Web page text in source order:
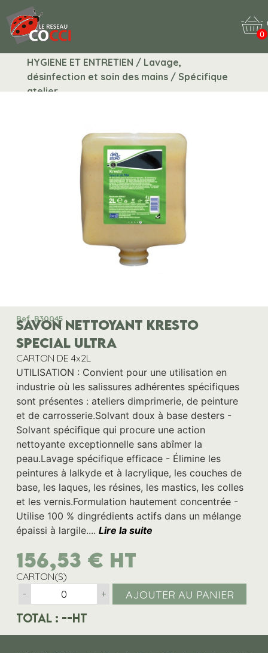
0
HYGIENE ET ENTRETIEN / Lavage,
désinfection et soin des mains / Spécifique
atelier
Ref. B30045
SAVON NETTOYANT KRESTO
SPECIAL ULTRA
CARTON DE 4x2L
UTILISATION : Convient pour une utilisation en
industrie où les salissures adhérentes spécifiques
sont présentes : ateliers dimprimerie, de peinture
et de carrosserie.Solvant doux à base desters -
Solvant spécifique qui procure une action
nettoyante exceptionnelle sans abîmer la
peau.Lavage spécifique efficace - Élimine les
peintures à lalkyde et à lacrylique, les couches de
base, les laques, les résines, les mastics, les colles
et les vernis.Formulation hautement concentrée -
Utilise 100 % dingrédients actifs dans un mélange
épaissi à largile.... Lire la suite
156,53 € HT
CARTON(S)
-
+ AJOUTER AU PANIER
Total : --HT